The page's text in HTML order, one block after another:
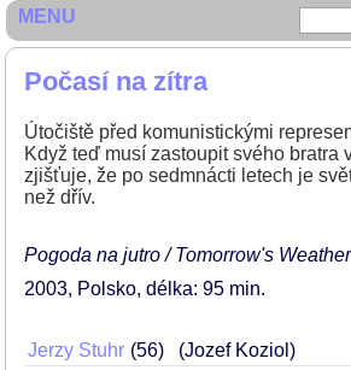
Počasí na zítra
Útočiště před komunistickými
Když teď musí zastoupit svého bratra
zjišťuje, že po sedmnácti letech je
než dřív.
Pogoda na jutro / Tomorrow's Weather
2003 Polsko délka: 95 min
Jerzy Stuhr 56 (Jozef Koziol)
MENU